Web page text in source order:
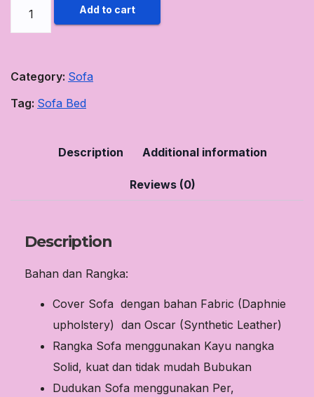
Add to cart
Category: Sofa
Tag: Sofa Bed
Description Additional information
Reviews (0)
Description
Bahan dan Rangka:
Cover Sofa dengan bahan Fabric (Daphnie
upholstery) dan Oscar (Synthetic Leather)
Rangka Sofa menggunakan Kayu nangka
Solid, kuat dan tidak mudah Bubukan
Dudukan Sofa menggunakan Per,